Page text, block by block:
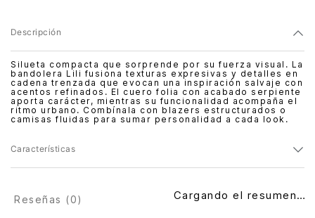
Descripción
Silueta compacta que sorprende por su fuerza visual. La
bandolera Lili fusiona texturas expresivas y detalles en
cadena trenzada que evocan una inspiración salvaje con
acentos refinados. El cuero folia con acabado serpiente
aporta carácter, mientras su funcionalidad acompaña el
ritmo urbano. Combínala con blazers estructurados o
camisas fluidas para sumar personalidad a cada look.
Características
Reseñas (0) Cargando el resumen…